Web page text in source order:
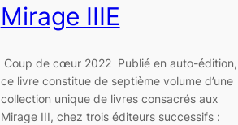
Mirage IIIE
Coup de cœur 2022 Publié en auto-édition,
ce livre constitue de septième volume d’une
collection unique de livres consacrés aux
Mirage III, chez trois éditeurs successifs :